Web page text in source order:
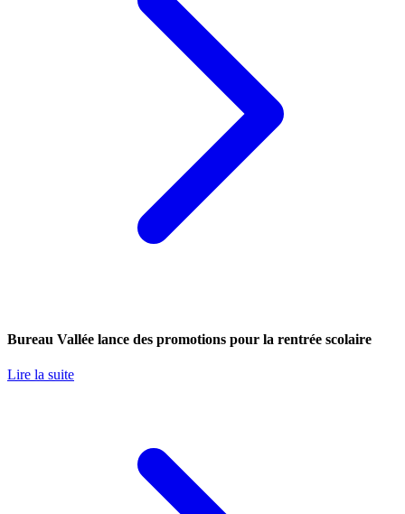
Bureau Vallée lance des promotions pour la rentrée scolaire
Lire la suite